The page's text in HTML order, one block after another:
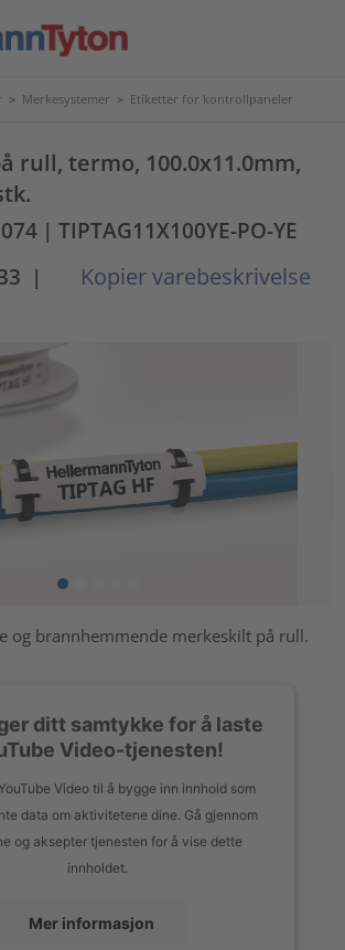
> Merkesystemer > Etiketter for kontrollpaneler
rull, termo, 100.0x11.0mm,
| TIPTAG11X100YE-PO-YE
| Kopier varebeskrivelse
og brannhemmende merkeskilt på rull.
ditt samtykke for å laste
Video-tjenesten!
Video til å bygge inn innhold som
data om aktivitetene dine. Gå gjennom
og aksepter tjenesten for å vise dette
innholdet.
Mer informasjon